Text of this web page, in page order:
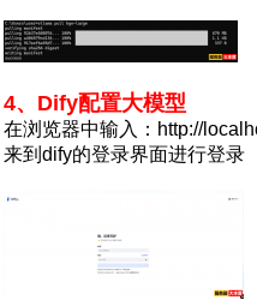
4、Dify配置大模型
在浏览器中输入：http://
来到dify的登录界面进行登录